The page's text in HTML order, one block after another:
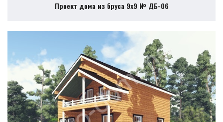
Проект дома из бруса 9х9 № ДБ-06